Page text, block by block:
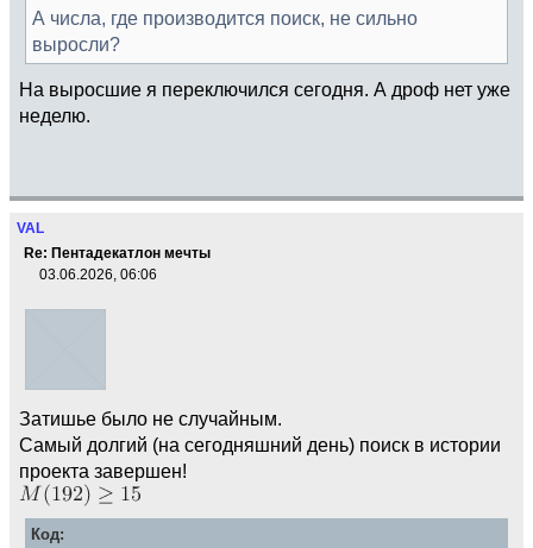
А числа, где производится поиск, не сильно
выросли?
На выросшие я переключился сегодня. А дроф нет уже
неделю.
VAL
Re: Пентадекатлон мечты
03.06.2026, 06:06
Затишье было не случайным.
Самый долгий (на сегодняшний день) поиск в истории
проекта завершен!
Код: